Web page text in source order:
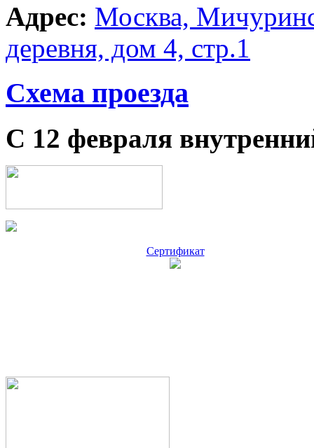
Адрес: Москва,
деревня, дом 4, стр.1
Схема проезда
С 12 февраля
Сертификат